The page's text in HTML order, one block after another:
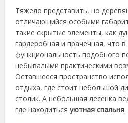
Тяжело представить, но
отличающийся особыми
такие скрытые элементы, как
гардеробная и прачечная, что
функциональность подобного
небывалыми практическими
Оставшееся пространство
отдыха, где стоит небольшой
столик. А небольшая лесенка
где находитьсяуютная спальня.